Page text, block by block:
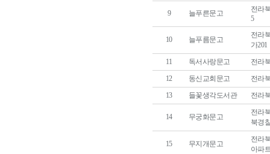
9 늘푸른문고
전라
5
10 늘푸름문고
전라
가201
11
독서사랑문고
전라
12
동신교회문고
전라
13
들꽃생각도서관 전라
14 무궁화문고
전라
북경
15 무지개문고
전라
아파